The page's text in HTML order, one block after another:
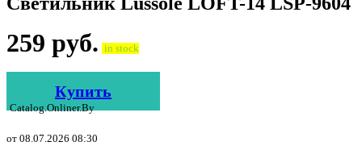
259 руб. in stock
Купить
Catalog.onliner.by
от 08.07.2026 08:30